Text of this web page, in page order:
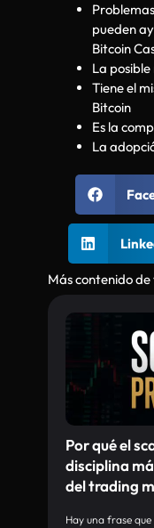
pueden
Bitcoin
La
Tiene el
Bitcoin
Es la
La
Más contenido
Por qué el
disciplina
del trading
Hay una frase